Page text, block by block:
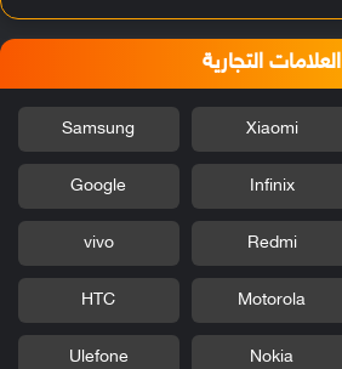
العلامات التجارية
Xiaomi
Samsung
Infinix
Google
Redmi
vivo
Motorola
HTC
Nokia
Ulefone